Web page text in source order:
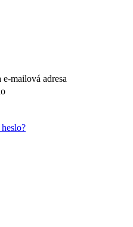
e-mailová adresa